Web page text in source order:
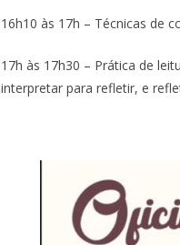
16h10 às 17h – Técnicas de
17h às 17h30 – Prática de
interpretar para refletir, e